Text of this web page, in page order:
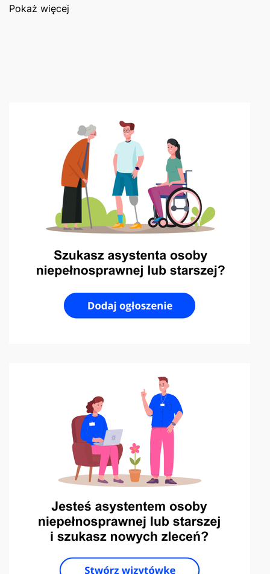
Pokaż więcej